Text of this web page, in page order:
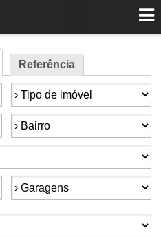
Referência
Tipo de imóvel:
Bairro:
Garagens: